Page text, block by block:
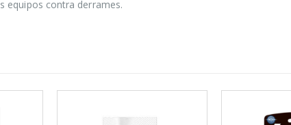
equipos contra derrames.